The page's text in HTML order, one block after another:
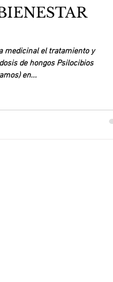
medicinal el tratamiento y
de hongos Psilocibios
en...